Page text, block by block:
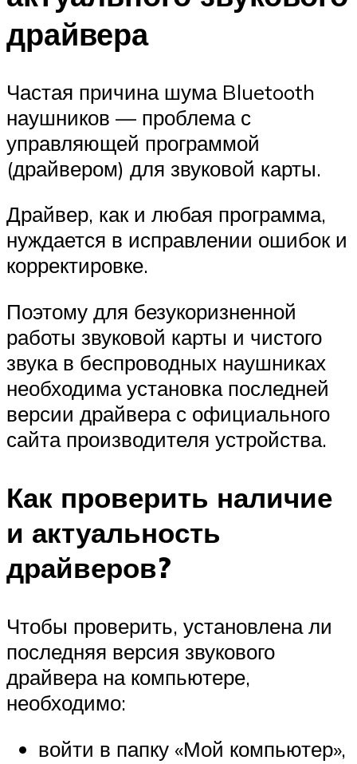
драйвера
Частая причина шума Bluetooth
наушников — проблема с
управляющей программой
(драйвером) для звуковой карты.
Драйвер, как и любая программа,
нуждается в исправлении ошибок и
корректировке.
Поэтому для безукоризненной
работы звуковой карты и чистого
звука в беспроводных наушниках
необходима установка последней
версии драйвера с официального
сайта производителя устройства.
Как проверить наличие
и актуальность
драйверов?
Чтобы проверить, установлена ли
последняя версия звукового
драйвера на компьютере,
необходимо:
войти в папку «Мой компьютер»,